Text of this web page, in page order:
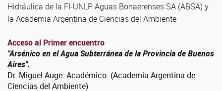
Hidráulica de la FI-UNLP Aguas Bonaerenses SA (ABSA) y
la Academia Argentina de Ciencias del Ambiente
Acceso al Primer encuentro
"Arsénico en el Agua Subterránea de la Provincia de Buenos
Aires".
Dr. Miguel Auge. Académico. (Academia Argentina de
Ciencias del Ambiente)